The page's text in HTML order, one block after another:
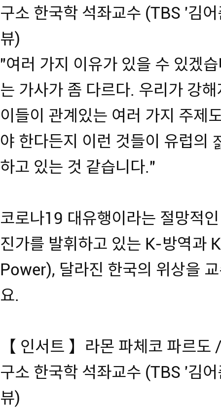
구소 한국학 석좌교수 (TBS '김
뷰)
"여러 가지 이유가 있을 수 있겠
는 가사가 좀 다르다. 우리가 강
이들이 관계있는 여러 가지 주제
야 한다든지 이런 것들이 유럽의
하고 있는 것 같습니다."
코로나19 대유행이라는 절망적
진가를 발휘하고 있는 K-방역과
Power), 달라진 한국의 위상을
요.
【 인서트 】라몬 파체코 파르
구소 한국학 석좌교수 (TBS '김
뷰)